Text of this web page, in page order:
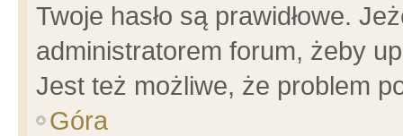
Twoje hasło są prawidłowe.
administratorem forum, żeby
Jest też możliwe, że problem
Góra